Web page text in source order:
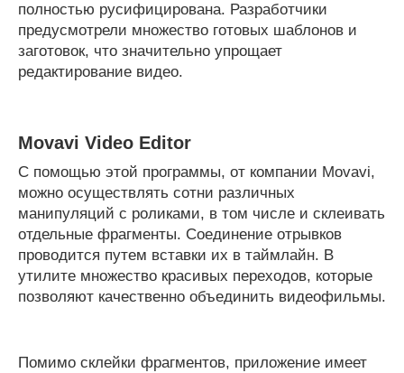
полностью русифицирована. Разработчики
предусмотрели множество готовых шаблонов и
заготовок, что значительно упрощает
редактирование видео.
Movavi Video Editor
С помощью этой программы, от компании Movavi,
можно осуществлять сотни различных
манипуляций с роликами, в том числе и склеивать
отдельные фрагменты. Соединение отрывков
проводится путем вставки их в таймлайн. В
утилите множество красивых переходов, которые
позволяют качественно объединить видеофильмы.
Помимо склейки фрагментов, приложение имеет